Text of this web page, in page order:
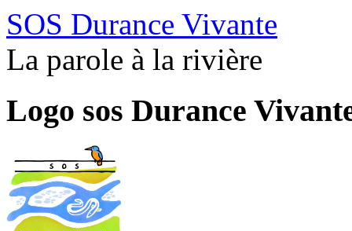
SOS Durance Vivante
La parole à la rivière
Logo sos Durance